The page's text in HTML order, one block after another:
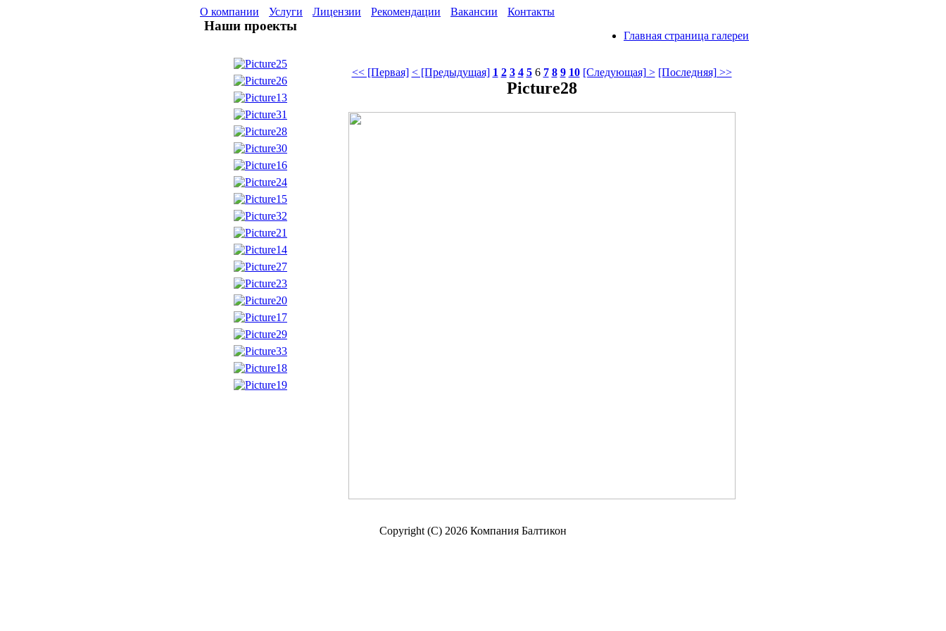
О компании Услуги Лицензии Рекомендации Вакансии Контакты
Наши проекты
Главная страница галереи
<< [Первая] < [Предыдущая] 1 2 3 4 5 6 7 8 9 10 [Следующая] > [Последняя] >>
Picture28
Copyright (C) 2026 Компания Балтикон